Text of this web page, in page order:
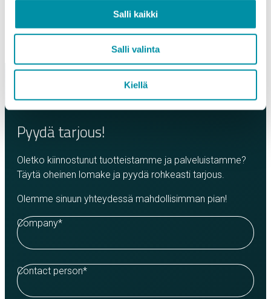
Salli kaikki
Salli valinta
Kiellä
Pyydä tarjous!
Oletko kiinnostunut tuotteistamme ja palveluistamme?
Täytä oheinen lomake ja pyydä rohkeasti tarjous.
Olemme sinuun yhteydessä mahdollisimman pian!
Company*
Contact person*